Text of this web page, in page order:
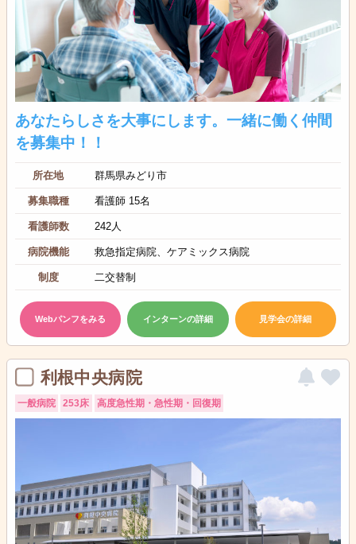
あなたらしさを大事にします。一緒に働く仲間
を募集中！！
所在地 群馬県みどり市
募集職種 看護師 15名
看護師数 242人
病院機能 救急指定病院、ケアミックス病院
制度 二交替制
Webパンフをみる インターンの詳細 見学会の詳細
利根中央病院
一般病院 253床 高度急性期・急性期・回復期